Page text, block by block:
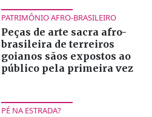
PATRIMÔNIO AFRO-BRASILEIRO
Peças de arte sacra afro-
brasileira de terreiros
goianos sãos expostos ao
público pela primeira vez
PÉ NA ESTRADA?